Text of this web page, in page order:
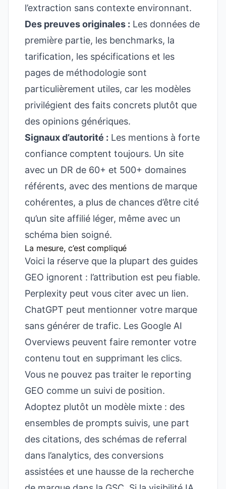
l’extraction sans contexte environnant.
Des preuves originales : Les données de
première partie, les benchmarks, la
tarification, les spécifications et les
pages de méthodologie sont
particulièrement utiles, car les modèles
privilégient des faits concrets plutôt que
des opinions génériques.
Signaux d’autorité : Les mentions à forte
confiance comptent toujours. Un site
avec un DR de 60+ et 500+ domaines
référents, avec des mentions de marque
cohérentes, a plus de chances d’être cité
qu’un site affilié léger, même avec un
schéma bien soigné.
La mesure, c’est compliqué
Voici la réserve que la plupart des guides
GEO ignorent : l’attribution est peu fiable.
Perplexity peut vous citer avec un lien.
ChatGPT peut mentionner votre marque
sans générer de trafic. Les Google AI
Overviews peuvent faire remonter votre
contenu tout en supprimant les clics.
Vous ne pouvez pas traiter le reporting
GEO comme un suivi de position.
Adoptez plutôt un modèle mixte : des
ensembles de prompts suivis, une part
des citations, des schémas de referral
dans l’analytics, des conversions
assistées et une hausse de la recherche